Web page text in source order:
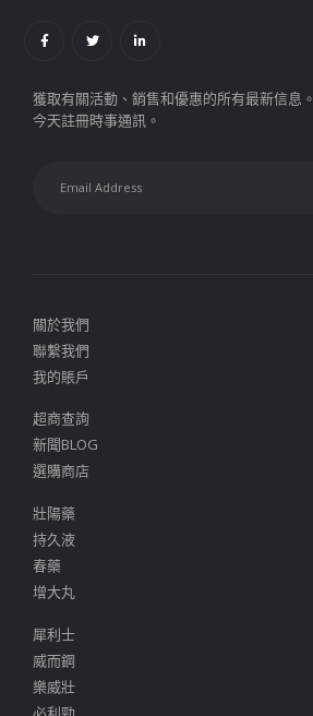
獲取有關活動、銷售和優惠的所有最新信息。
今天註冊時事通訊。
關於我們
聯繫我們
我的賬戶
超商查詢
新聞BLOG
選購商店
壯陽藥
持久液
春藥
增大丸
犀利士
威而鋼
樂威壯